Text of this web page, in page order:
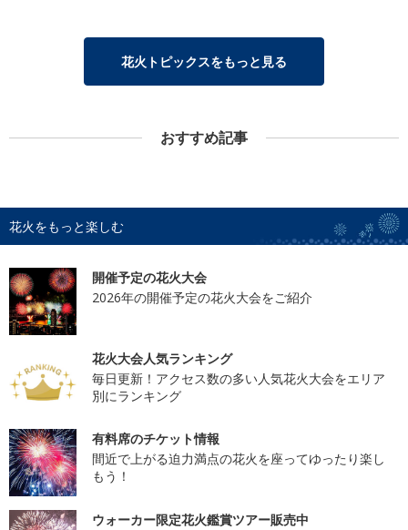
花火トピックスをもっと見る
おすすめ記事
花火をもっと楽しむ
開催予定の花火大会
2026年の開催予定の花火大会をご紹介
花火大会人気ランキング
毎日更新！アクセス数の多い人気花火大会をエリア
別にランキング
有料席のチケット情報
間近で上がる迫力満点の花火を座ってゆったり楽し
もう！
ウォーカー限定花火鑑賞ツアー販売中